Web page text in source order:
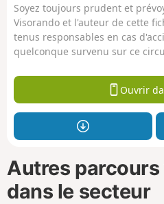
Soyez toujours prudent et
Visorando et l'auteur de cette
tenus responsables en cas
quelconque survenu sur ce
Ouvrir
Autres
dans le secteur